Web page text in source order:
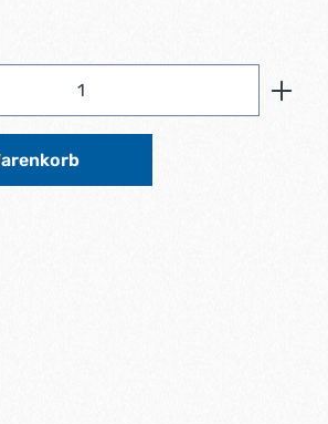
Gib den gewünschten Wert ein